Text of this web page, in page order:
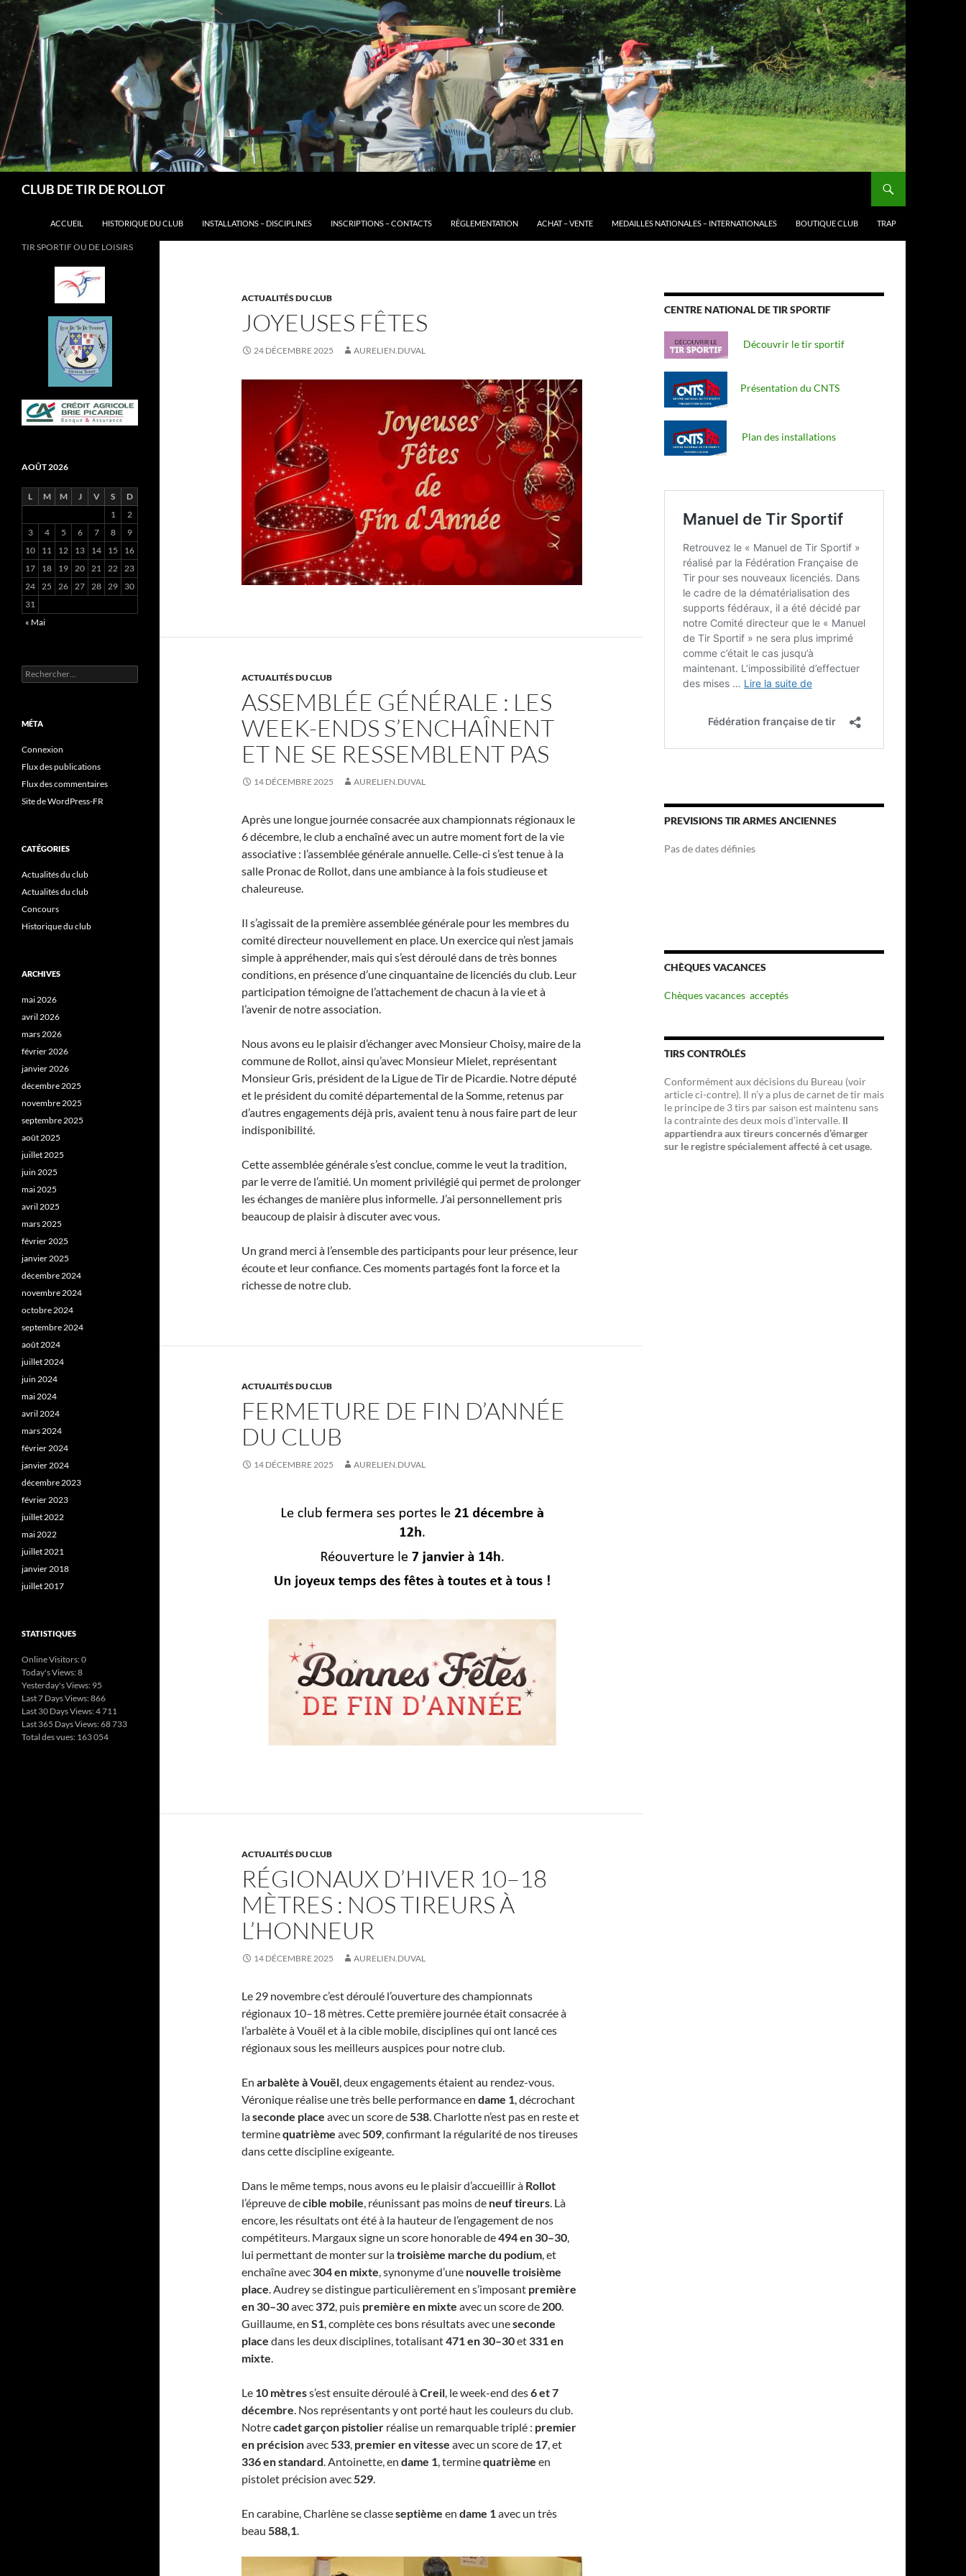
Aller
au
contenu
CLUB DE TIR DE ROLLOT
ACCUEIL HISTORIQUE DU CLUB INSTALLATIONS – DISCIPLINES INSCRIPTIONS – CONTACTS RÈGLEMENTATION ACHAT – VENTE MEDAILLES NATIONALES – INTERNATIONALES BOUTIQUE CLUB TRAP
ACTUALITÉS DU CLUB
JOYEUSES FÊTES
24 DÉCEMBRE 2025 AURELIEN.DUVAL
ACTUALITÉS DU CLUB
ASSEMBLÉE GÉNÉRALE : LES
WEEK-ENDS S’ENCHAÎNENT
ET NE SE RESSEMBLENT PAS
14 DÉCEMBRE 2025 AURELIEN.DUVAL
Après une longue journée consacrée aux championnats régionaux le
6 décembre, le club a enchaîné avec un autre moment fort de la vie
associative : l’assemblée générale annuelle. Celle-ci s’est tenue à la
salle Pronac de Rollot, dans une ambiance à la fois studieuse et
chaleureuse.
Il s’agissait de la première assemblée générale pour les membres du
comité directeur nouvellement en place. Un exercice qui n’est jamais
simple à appréhender, mais qui s’est déroulé dans de très bonnes
conditions, en présence d’une cinquantaine de licenciés du club. Leur
participation témoigne de l’attachement de chacun à la vie et à
l’avenir de notre association.
Nous avons eu le plaisir d’échanger avec Monsieur Choisy, maire de la
commune de Rollot, ainsi qu’avec Monsieur Mielet, représentant
Monsieur Gris, président de la Ligue de Tir de Picardie. Notre député
et le président du comité départemental de la Somme, retenus par
d’autres engagements déjà pris, avaient tenu à nous faire part de leur
indisponibilité.
Cette assemblée générale s’est conclue, comme le veut la tradition,
par le verre de l’amitié. Un moment privilégié qui permet de prolonger
les échanges de manière plus informelle. J’ai personnellement pris
beaucoup de plaisir à discuter avec vous.
Un grand merci à l’ensemble des participants pour leur présence, leur
écoute et leur confiance. Ces moments partagés font la force et la
richesse de notre club.
ACTUALITÉS DU CLUB
FERMETURE DE FIN D’ANNÉE
DU CLUB
14 DÉCEMBRE 2025 AURELIEN.DUVAL
ACTUALITÉS DU CLUB
RÉGIONAUX D’HIVER 10–18
MÈTRES : NOS TIREURS À
L’HONNEUR
14 DÉCEMBRE 2025 AURELIEN.DUVAL
Le 29 novembre c’est déroulé l’ouverture des championnats
régionaux 10–18 mètres. Cette première journée était consacrée à
l’arbalète à Vouël et à la cible mobile, disciplines qui ont lancé ces
régionaux sous les meilleurs auspices pour notre club.
En arbalète à Vouël , deux engagements étaient au rendez-vous.
Véronique réalise une très belle performance en dame 1 , décrochant
laseconde place avec un score de 538 . Charlotte n’est pas en reste et
terminequatrième avec 509 , confirmant la régularité de nos tireuses
dans cette discipline exigeante.
Dans le même temps, nous avons eu le plaisir d’accueillir à Rollot
l’épreuve decible mobile , réunissant pas moins de neuf tireurs . Là
encore, les résultats ont été à la hauteur de l’engagement de nos
compétiteurs. Margaux signe un score honorable de494 en 30–30
lui permettant de monter sur latroisième marche du podium , et
enchaîne avec 304 en mixte , synonyme d’une nouvelle troisième
place . Audrey se distingue particulièrement en s’imposant première
en 30–30avec 372 , puis première en mixte avec un score de 200
Guillaume, en S1 , complète ces bons résultats avec uneseconde
place dans les deux disciplines, totalisant471 en 30–30et 331 en
mixte
Le 10 mètress’est ensuite déroulé àCreil , le week-end des6 et 7
décembre . Nos représentants y ont porté haut les couleurs du club.
Notrecadet garçon pistolier réalise un remarquable triplé : premier
en précisionavec 533 premier en vitesse avec un score de 17 , et
336 en standard . Antoinette, en dame 1 , terminequatrième en
pistolet précision avec 529
En carabine, Charlène se classeseptième en dame 1 avec un très
beau 588,1
CENTRE NATIONAL DE TIR SPORTIF
Découvrir le tir sportif
Présentation du CNTS
Plan des installations
PREVISIONS TIR ARMES ANCIENNES
Pas de dates définies
CHÈQUES VACANCES
Chèques vacances acceptés
TIRS CONTRÔLÉS
Conformément aux décisions du Bureau (voir
article ci-contre). Il n’y a plus de carnet de tir mais
le principe de 3 tirs par saison est maintenu sans
la contrainte des deux mois d’intervalle. Il
appartiendra aux tireurs concernés d’émarger
sur le registre spécialement affecté à cet usage.
TIR SPORTIF OU DE LOISIRS
AOÛT 2026
L M M J V S
D
1
2
3
4 5 6 7 8
9
10
11 12 13 14 15
16
17
18 19 20 21 22
23
24
25 26 27 28 29
30
31
« Mai
Rechercher :
MÉTA
Connexion
Flux des publications
Flux des commentaires
Site de WordPress-FR
CATÉGORIES
Actualités du club
Actualités du club
Concours
Historique du club
ARCHIVES
mai 2026
avril 2026
mars 2026
février 2026
janvier 2026
décembre 2025
novembre 2025
septembre 2025
août 2025
juillet 2025
juin 2025
mai 2025
avril 2025
mars 2025
février 2025
janvier 2025
décembre 2024
novembre 2024
octobre 2024
septembre 2024
août 2024
juillet 2024
juin 2024
mai 2024
avril 2024
mars 2024
février 2024
janvier 2024
décembre 2023
février 2023
juillet 2022
mai 2022
juillet 2021
janvier 2018
juillet 2017
STATISTIQUES
Online Visitors:0
Today's Views:8
Yesterday's Views: 95
Last 7 Days Views:866
Last 30 Days Views:4 711
Last 365 Days Views:68 733
Total des vues: 163 054